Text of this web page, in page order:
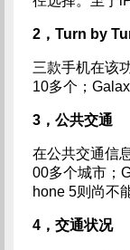
2，Turn by
三款手机在该
10多个；
3，公共交通
在公共交通信
00多个城市；
hone 5则尚不
4，交通状况